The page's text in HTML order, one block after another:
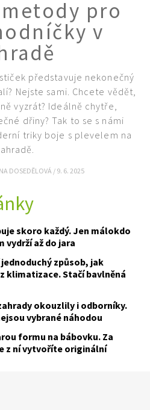
pro
v
představuje nekonečný
Nejste sami. Chcete vědět,
vyzrát? Ideálně chytře,
dřiny? Tak to se s námi
triky boje s plevelem na
DOSEDĚLOVÁ / 9. 6. 2025
skoro každý. Jen málokdo
vydrží až do jara
způsob, jak
klimatizace. Stačí bavlněná
okouzlily i odborníky.
vybrané náhodou
formu na bábovku. Za
z ní vytvoříte originální